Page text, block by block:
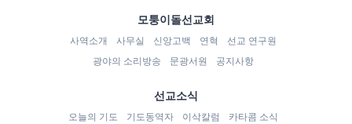
모퉁이돌선교회
사역소개 사무실 신앙고백 연혁
선교 연구원
광야의 소리방송
문광서원 공지사항
선교소식
오늘의 기도 기도동역자 이삭칼럼
카타콤 소식